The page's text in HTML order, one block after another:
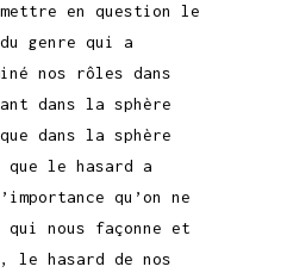
en question le
genre qui a
nos rôles dans
dans la sphère
dans la sphère
le hasard a
qu’on ne
nous façonne et
le hasard de nos